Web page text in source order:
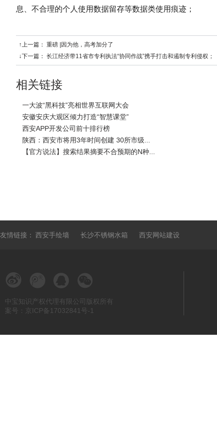
息、不合理的个人使用数据留存等数据类使用痕迹；
↑上一篇： 重磅 |因为他，高考加分了
↓下一篇： 长江经济带11省市专利执法“协同作战”携手打击和遏制专利侵权；
相关链接
一大波“黑科技”亮相世界互联网大会
安徽安庆大观区倾力打造“智慧课堂”
西安APP开发公司前十排行榜
陕西：西安市将用3年时间创建 30所市级...
【官方说法】搜索结果摘要不合预期的N种...
友情链接： 西安手绘墙 长沙不锈钢水箱 西安网站建设
中宝知识产权代理有限公司版权所有
案号：京ICP备17032841号-1